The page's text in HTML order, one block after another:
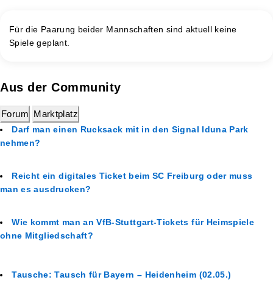
Für die Paarung beider Mannschaften sind aktuell keine
Spiele geplant.
Aus der Community
Forum Marktplatz
Darf man einen Rucksack mit in den Signal Iduna Park
nehmen?
Reicht ein digitales Ticket beim SC Freiburg oder muss
man es ausdrucken?
Wie kommt man an VfB-Stuttgart-Tickets für Heimspiele
ohne Mitgliedschaft?
Tausche: Tausch für Bayern – Heidenheim (02.05.)